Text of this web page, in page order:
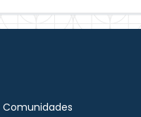
Comunidades